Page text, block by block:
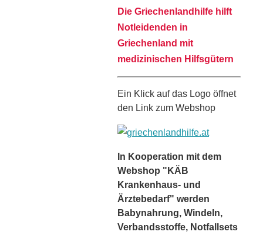
Die Griechenlandhilfe hilft
Notleidenden in
Griechenland mit
medizinischen Hilfsgütern
Ein Klick auf das Logo öffnet
den Link zum Webshop
In Kooperation mit dem
Webshop "KÄB
Krankenhaus- und
Ärztebedarf" werden
Babynahrung, Windeln,
Verbandsstoffe, Notfallsets